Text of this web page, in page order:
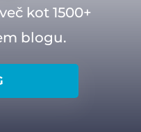
kot 1500+
blogu.